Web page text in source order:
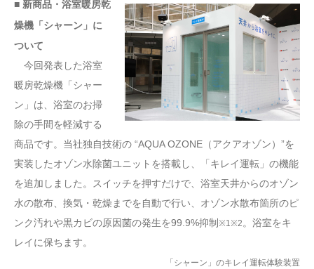
■ 新商品・浴室暖房乾
燥機「シャーン」に
ついて
今回発表した浴室
暖房乾燥機「シャー
ン」は、浴室のお掃
除の手間を軽減する
商品です。当社独自技術の “AQUA OZONE（アクアオゾン）”を
実装したオゾン水除菌ユニットを搭載し、「キレイ運転」の機能
を追加しました。スイッチを押すだけで、浴室天井からのオゾン
水の散布、換気・乾燥までを自動で行い、オゾン水散布箇所のピ
ンク汚れや黒カビの原因菌の発生を99.9%抑制 ※1※2 。浴室をキ
レイに保ちます。
「シャーン」のキレイ運転体験装置